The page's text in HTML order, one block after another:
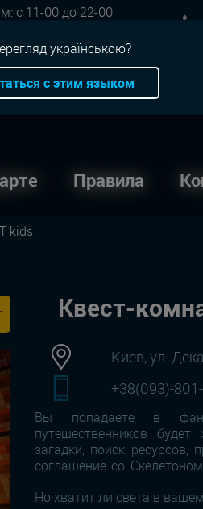
с 11-00 до 22-00
Правила
kids
Квест-
Киев, ул.
+38(093)-
Вы попадаете в
путешественников
загадки, поиск
соглашение со
Но хватит ли света в
українською?
с этим языком